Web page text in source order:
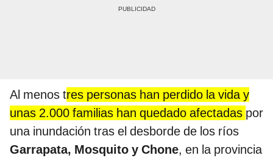
Al menos tres personas han perdido la vida y
unas 2.000 familias han quedado afectadas por
una inundación tras el desborde de los ríos
Garrapata, Mosquito y Chone, en la provincia